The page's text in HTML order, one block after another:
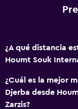
¿A qué distancia
Houmt Souk
¿Cuál es la mejor
Djerba desde
Zarzis?